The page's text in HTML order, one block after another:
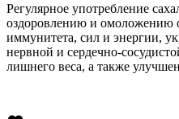
Регулярное употребление
оздоровлению и омоложению
иммунитета, сил и энергии,
нервной и сердечно-
лишнего веса, а также